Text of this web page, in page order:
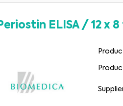
ELISA/ 12 x